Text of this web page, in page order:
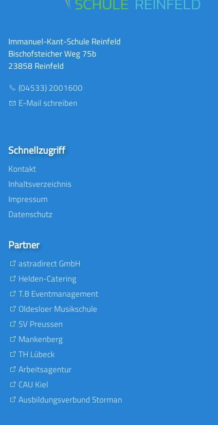
Immanuel-Kant-Schule Reinfeld
Bischofsteicher Weg 75b
23858 Reinfeld
(04533) 2001600
E-Mail schreiben
Schnellzugriff
Kontakt
Inhaltsverzeichnis
Impressum
Datenschutz
Partner
astradirect GmbH
Helden-Catering
T.B Eventmanagement
Oldesloer Musikschule
SV Preussen
Mankenberg
TH Lübeck
Arbeitsagentur
CAU Kiel
Ausbildungsverbund Storman